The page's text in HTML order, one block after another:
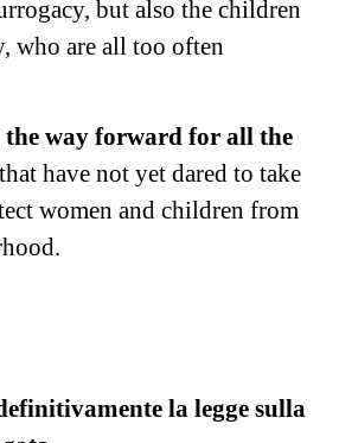
but also the children
who are all too often
way forward for all the
that have not yet dared to take
women and children from
la legge sulla